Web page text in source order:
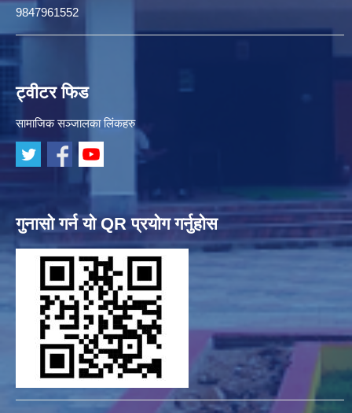
9847961552
ट्वीटर फिड
सामाजिक सञ्जालका लिंकहरु
गुनासो गर्न यो QR प्रयोग गर्नुहोस